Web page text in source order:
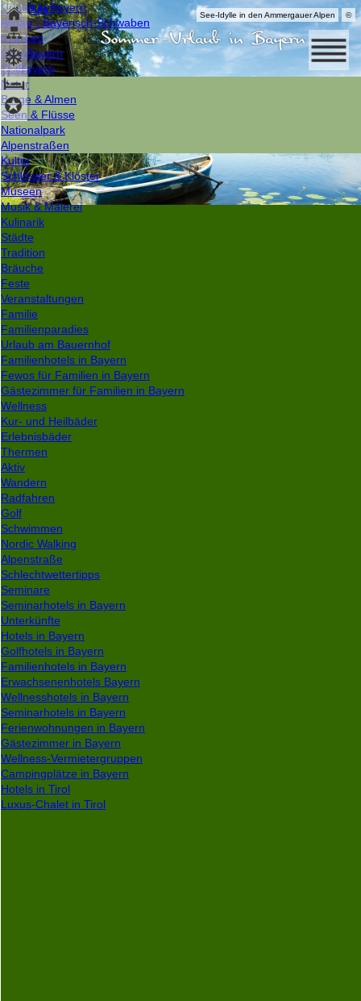
Urlaub in Bayern
Allgäu - Bayerisch-Schwaben
Franken
OberBayern
OstBayern
Natur
Berge & Almen
Seen & Flüsse
Nationalpark
Alpenstraßen
Kultur
Schlösser & Klöster
Museen
Musik & Malerei
Kulinarik
Städte
Tradition
Bräuche
Feste
Veranstaltungen
Familie
Familienparadies
Urlaub am Bauernhof
Familienhotels in Bayern
Fewos für Familien in Bayern
Gästezimmer für Familien in Bayern
Wellness
Kur- und Heilbäder
Erlebnisbäder
Thermen
Aktiv
Wandern
Radfahren
Golf
Schwimmen
Nordic Walking
Alpenstraße
Schlechtwettertipps
Seminare
Seminarhotels in Bayern
Unterkünfte
Hotels in Bayern
Golfhotels in Bayern
Familienhotels in Bayern
Erwachsenenhotels Bayern
Wellnesshotels in Bayern
Seminarhotels in Bayern
Ferienwohnungen in Bayern
Gästezimmer in Bayern
Wellness-Vermietergruppen
Campingplätze in Bayern
Hotels in Tirol
Luxus-Chalet in Tirol
Select Language ▼
©
Ammergauer Alpen GmbH
See-Idylle in den Ammergauer Alpen